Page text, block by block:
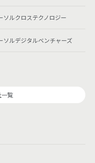
ソルクロステクノロジー
ソルデジタルベンチャーズ
一覧